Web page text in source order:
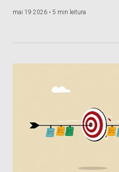
mai 19 2026 • 5 min leitura